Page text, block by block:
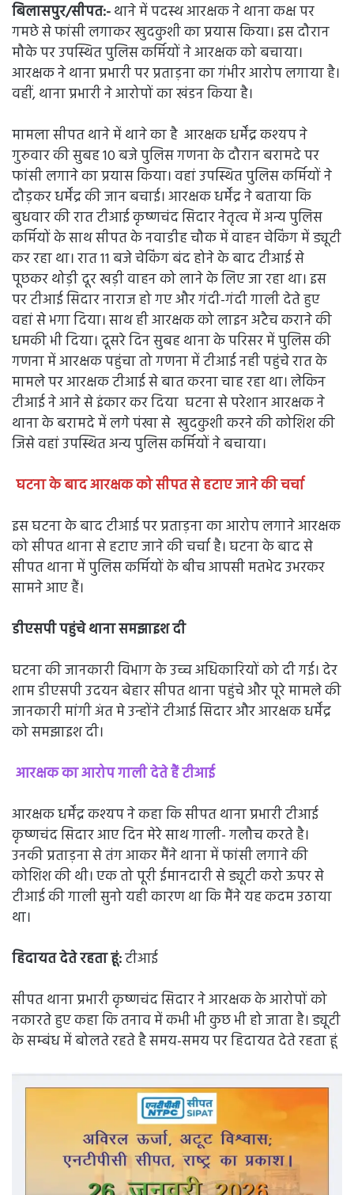
बिलासपुर/सीपत:-थाने में पदस्थ आरक्षक ने थाना कक्ष पर
गमछे से फांसी लगाकर खुदकुशी का प्रयास किया। इस दौरान
मौके पर उपस्थित पुलिस कर्मियों ने आरक्षक को बचाया।
आरक्षक ने थाना प्रभारी पर प्रताड़ना का गंभीर आरोप लगाया है।
वहीं, थाना प्रभारी ने आरोपों का खंडन किया है।
मामला सीपत थाने में थाने का है आरक्षक धर्मेंद्र कश्यप ने
गुरुवार की सुबह 10 बजे पुलिस गणना के दौरान बरामदे पर
फांसी लगाने का प्रयास किया। वहां उपस्थित पुलिस कर्मियों ने
दौड़कर धर्मेंद्र की जान बचाई। आरक्षक धर्मेंद्र ने बताया कि
बुधवार की रात टीआई कृष्णचंद सिदार नेतृत्व में अन्य पुलिस
कर्मियों के साथ सीपत के नवाडीह चौक में वाहन चेकिंग में ड्यूटी
कर रहा था। रात 11 बजे चेकिंग बंद होने के बाद टीआई से
पूछकर थोड़ी दूर खड़ी वाहन को लाने के लिए जा रहा था। इस
पर टीआई सिदार नाराज हो गए और गंदी-गंदी गाली देते हुए
वहां से भगा दिया। साथ ही आरक्षक को लाइन अटैच कराने की
धमकी भी दिया। दूसरे दिन सुबह थाना के परिसर में पुलिस की
गणना में आरक्षक पहुंचा तो गणना में टीआई नही पहुंचे रात के
मामले पर आरक्षक टीआई से बात करना चाह रहा था। लेकिन
टीआई ने आने से इंकार कर दिया घटना से परेशान आरक्षक ने
थाना के बरामदे में लगे पंखा से खुदकुशी करने की कोशिश की
जिसे वहां उपस्थित अन्य पुलिस कर्मियों ने बचाया।
घटना के बाद आरक्षक को सीपत से हटाए जाने की चर्चा
इस घटना के बाद टीआई पर प्रताड़ना का आरोप लगाने आरक्षक
को सीपत थाना से हटाए जाने की चर्चा है। घटना के बाद से
सीपत थाना में पुलिस कर्मियों के बीच आपसी मतभेद उभरकर
सामने आए हैं।
डीएसपी पहुंचे थाना समझाइश दी
घटना की जानकारी विभाग के उच्च अधिकारियों को दी गई। देर
शाम डीएसपी उदयन बेहार सीपत थाना पहुंचे और पूरे मामले की
जानकारी मांगी अंत मे उन्होंने टीआई सिदार और आरक्षक धर्मेंद्र
को समझाइश दी।
आरक्षक का आरोप गाली देते हैं टीआई
आरक्षक धर्मेंद्र कश्यप ने कहा कि सीपत थाना प्रभारी टीआई
कृष्णचंद सिदार आए दिन मेरे साथ गाली- गलौच करते है।
उनकी प्रताड़ना से तंग आकर मैंने थाना में फांसी लगाने की
कोशिश की थी। एक तो पूरी ईमानदारी से ड्यूटी करो ऊपर से
टीआई की गाली सुनो यही कारण था कि मैंने यह कदम उठाया
था।
हिदायत देते रहता हूं:टीआई
सीपत थाना प्रभारी कृष्णचंद सिदार ने आरक्षक के आरोपों को
नकारते हुए कहा कि तनाव में कभी भी कुछ भी हो जाता है। ड्यूटी
के सम्बंध में बोलते रहते है समय-समय पर हिदायत देते रहता हूं